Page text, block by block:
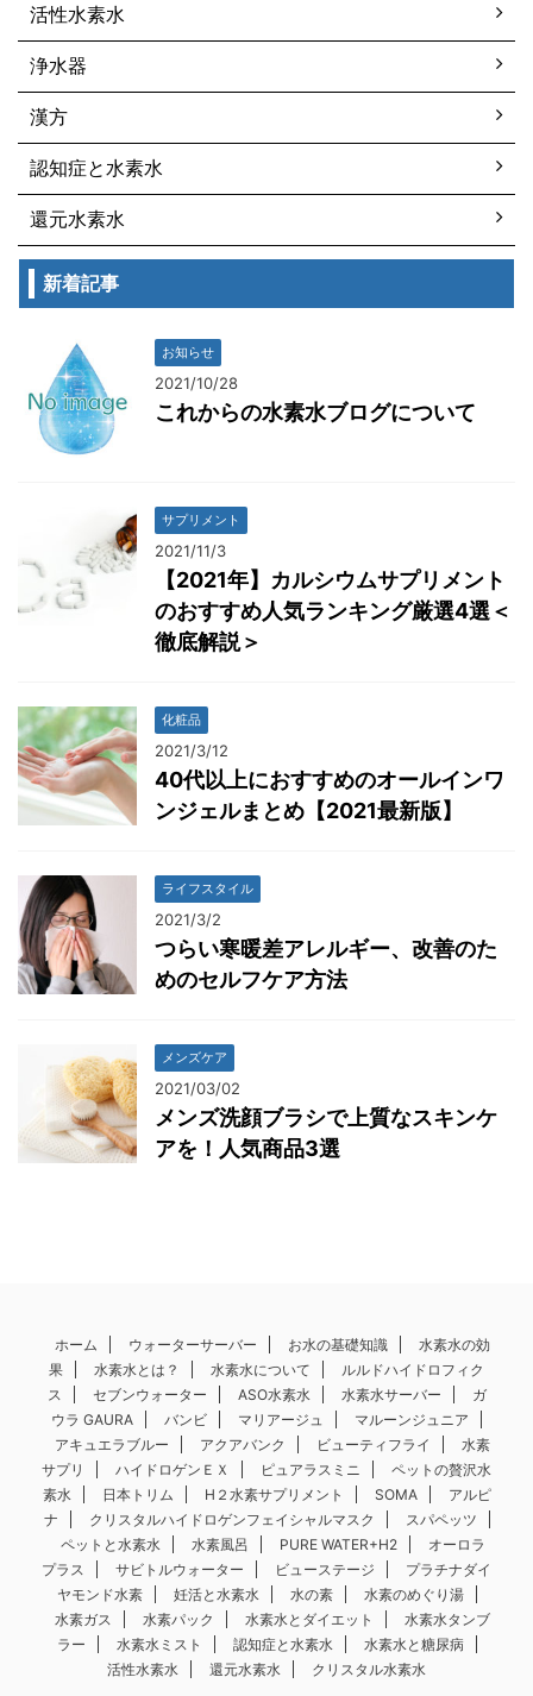
活性水素水
浄水器
漢方
認知症と水素水
還元水素水
新着記事
お知らせ
2021/10/28
これからの水素水ブログについて
サプリメント
2021/11/3
【2021年】カルシウムサプリメント
のおすすめ人気ランキング厳選4選＜
徹底解説＞
化粧品
2021/3/12
40代以上におすすめのオールインワ
ンジェルまとめ【2021最新版】
ライフスタイル
2021/3/2
つらい寒暖差アレルギー、改善のた
めのセルフケア方法
メンズケア
2021/03/02
メンズ洗顔ブラシで上質なスキンケ
アを！人気商品3選
ホーム ウォーターサーバー お水の基礎知識
水素水の効
果
水素水とは？ 水素水について
ルルドハイドロフィク
ス
セブンウォーター ASO水素水 水素水サーバー
ガ
ウラ GAURA
バンビ マリアージュ
マルーンジュニア
アキュエラブルー
アクアバンク ビューティフライ
水素
サプリ
ハイドロゲンＥＸ ピュアラスミニ
ペットの贅沢水
素水
日本トリム H２水素サプリメント SOMA
アルピ
ナ
クリスタルハイドロゲンフェイシャルマスク
スパペッツ
ペットと水素水
水素風呂 PURE WATER+H2
オーロラ
プラス
サビトルウォーター ビューステージ
プラチナダイ
ヤモンド水素
妊活と水素水 水の素
水素のめぐり湯
水素ガス
水素パック 水素水とダイエット
水素水タンブ
ラー
水素水ミスト 認知症と水素水
水素水と糖尿病
活性水素水
還元水素水 クリスタル水素水